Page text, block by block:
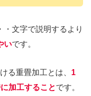
文字で説明するより
いです。
る重畳加工とは、 1
加工することです。